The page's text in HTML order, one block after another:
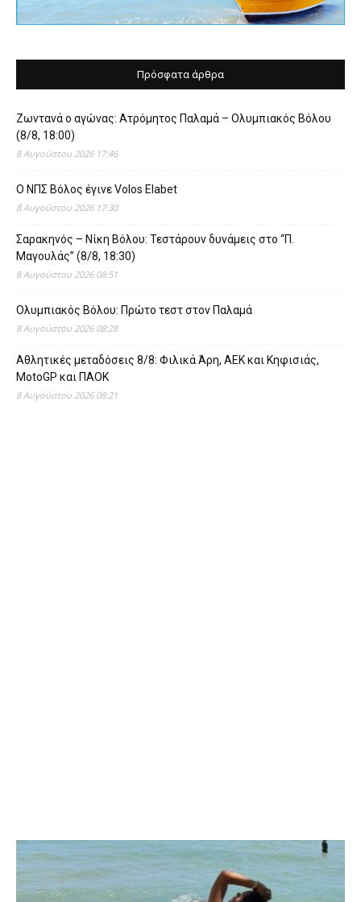
Πρόσφατα άρθρα
Ζωντανά ο αγώνας: Ατρόμητος Παλαμά – Ολυμπιακός Βόλου
(8/8, 18:00)
8 Αυγούστου 2026 17:46
O ΝΠΣ Βόλος έγινε Volos Elabet
8 Αυγούστου 2026 17:30
Σαρακηνός – Νίκη Βόλου: Τεστάρουν δυνάμεις στο “Π.
Μαγουλάς” (8/8, 18:30)
8 Αυγούστου 2026 08:51
Ολυμπιακός Βόλου: Πρώτο τεστ στον Παλαμά
8 Αυγούστου 2026 08:28
Αθλητικές μεταδόσεις 8/8: Φιλικά Άρη, ΑΕΚ και Κηφισιάς,
MotoGP και ΠΑΟΚ
8 Αυγούστου 2026 08:21